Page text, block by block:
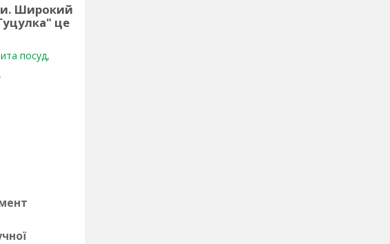
Широкий
це
посуд,
,